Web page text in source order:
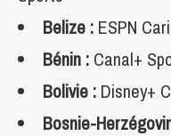
Belize : ESPN
Bénin : Canal+
Bolivie : Disney+
Bosnie-